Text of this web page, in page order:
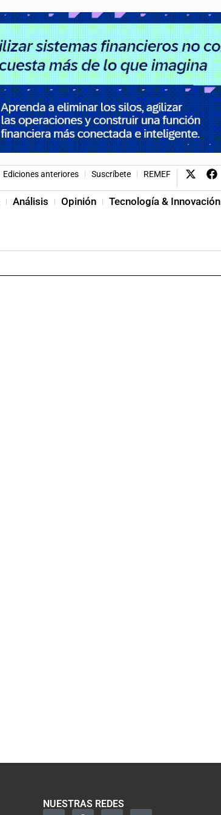
Ediciones anteriores Suscríbete REMEF
Análisis Opinión Tecnología & Innovación
NUESTRAS REDES